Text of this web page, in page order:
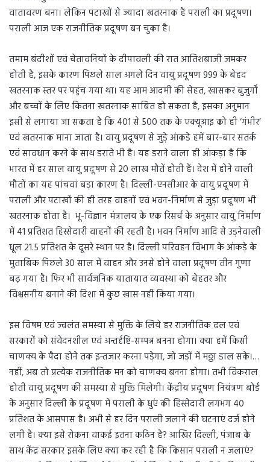
वातावरण बना। लेकिन पटाखों से ज्यादा खतरनाक हैं पराली का प्रदूषण।
पराली आज एक राजनीतिक प्रदूषण बन चुका है।
तमाम बंदीशों एवं चेतावनियों के दीपावली की रात आतिशबाजी जमकर
होती है, इसके कारण पिछले साल अगले दिन वायु प्रदूषण 999 के बेहद
खतरनाक स्तर पर पहुंच गया था। यह आम आदमी की सेहत, खासकर बुजुर्गों
और बच्चों के लिए कितना खतरनाक साबित हो सकता है, इसका अनुमान
इसी से लगाया जा सकता है कि 401 से 500 तक के एक्यूआइ को ही ‘गंभीर’
एवं खतरनाक माना जाता है। वायु प्रदूषण से जुड़े आंकडे हमें बार-बार सतर्क
एवं सावधान करने के साथ डराते भी है। यह डराने वाला ही आंकड़ा है कि
भारत में हर साल वायु प्रदूषण से 20 लाख मौतें होती हैं। देश में होने वाली
मौतों का यह पांचवां बड़ा कारण है। दिल्ली-एनसीआर के वायु प्रदूषण में
पराली और पटाखों की ही तरह वाहनों एवं भवन-निर्माण से जुड़ा प्रदूषण भी
खतरनाक होता है। भू-विज्ञान मंत्रालय के एक रिसर्च के अनुसार वायु निर्माण
में 41 प्रतिशत हिस्सेदारी वाहनों की रहती है। भवन निर्माण आदि से उड़नेवाली
धूल 21.5 प्रतिशत के दूसरे स्थान पर है। दिल्ली परिवहन विभाग के आंकड़े के
मुताबिक पिछले 30 साल में वाहन और उनसे होने वाला प्रदूषण तीन गुणा
बढ़ गया है। फिर भी सार्वजनिक यातायात व्यवस्था को बेहतर और
विश्वसनीय बनाने की दिशा में कुछ खास नहीं किया गया।
इस विषम एवं ज्वलंत समस्या से मुक्ति के लिये हर राजनीतिक दल एवं
सरकारों को संवेदनशील एवं अन्तर्दृष्टि-सम्पन्न बनना होगा। क्या हमें किसी
चाणक्य के पैदा होने तक इन्तजार करना पड़ेगा, जो जड़ों में मठ्ठा डाल सके।…
नहीं, अब तो प्रत्येक राजनीतिक मन को चाणक्य बनना होगा। तभी विकराल
होती वायु प्रदूषण की समस्या से मुक्ति मिलेगी। केंद्रीय प्रदूषण नियंत्रण बोर्ड
के अनुसार दिल्ली के प्रदूषण में पराली के धुएं की हिस्सेदारी लगभग 40
प्रतिशत के आसपास है। अभी से हर दिन पराली जलाने की घटनाएं दर्ज होने
लगी है। क्या इसे रोकना वाकई इतना कठिन है? आखिर दिल्ली, पंजाब के
साथ केंद्र सरकार इसके लिए क्या कर रही है कि किसान पराली न जलाएं?